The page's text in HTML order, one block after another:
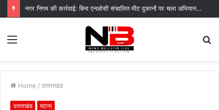
नगर निगम की कार्रवाई: बिना एनओसी संचालित मीट दुकानों पर चला अभियान, 45250 रुपये का चालान
Menu
Home / उत्तराखंड
उत्तराखंड घटना